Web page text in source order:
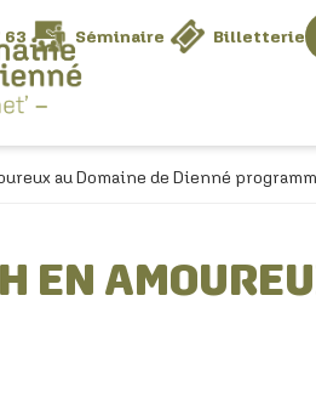
63 Séminaire Billetterie
au Domaine de Dienné
EN